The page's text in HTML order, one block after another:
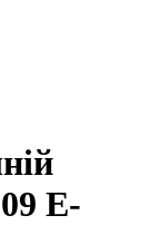
E-